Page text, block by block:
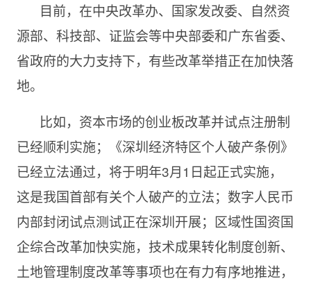
目前，在中央改革办、国家发改委、自然资
源部、科技部、证监会等中央部委和广东省委、
省政府的大力支持下，有些改革举措正在加快落
地。
比如，资本市场的创业板改革并试点注册制
已经顺利实施；《深圳经济特区个人破产条例》
已经立法通过，将于明年3月1日起正式实施，
这是我国首部有关个人破产的立法；数字人民币
内部封闭试点测试正在深圳开展；区域性国资国
企综合改革加快实施，技术成果转化制度创新、
土地管理制度改革等事项也在有力有序地推进，